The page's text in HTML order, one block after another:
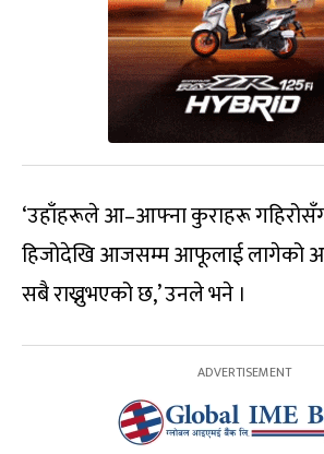
‘उहाँहरूले आ–आफ्ना कुराहरू गहिरोसँग
हिजोदेखि आजसम्म आफूलाई लागेको
सबै राख्नुभएको छ,’ उनले भने ।